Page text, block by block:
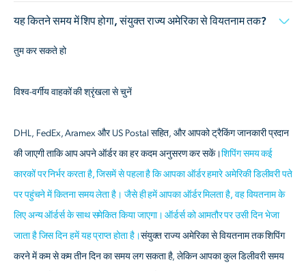
यह कितने समय में शिप होगा, संयुक्त राज्य अमेरिका से वियतनाम तक?
तुम कर सकते हो
विश्व-वर्गीय वाहकों की श्रृंखला से चुनें
DHL, FedEx, Aramex और US Postal सहित, और आपको ट्रैकिंग जानकारी प्रदान
की जाएगी ताकि आप अपने ऑर्डर का हर कदम अनुसरण कर सकें।शिपिंग समय कई
कारकों पर निर्भर करता है, जिसमें से पहला है कि आपका ऑर्डर हमारे अमेरिकी डिलीवरी पते
पर पहुंचने में कितना समय लेता है। जैसे ही हमें आपका ऑर्डर मिलता है, वह वियतनाम के
लिए अन्य ऑर्डर्स के साथ समेकित किया जाएगा। ऑर्डर्स को आमतौर पर उसी दिन भेजा
जाता है जिस दिन हमें यह प्राप्त होता है।संयुक्त राज्य अमेरिका से वियतनाम तक शिपिंग
करने में कम से कम तीन दिन का समय लग सकता है, लेकिन आपका कुल डिलीवरी समय